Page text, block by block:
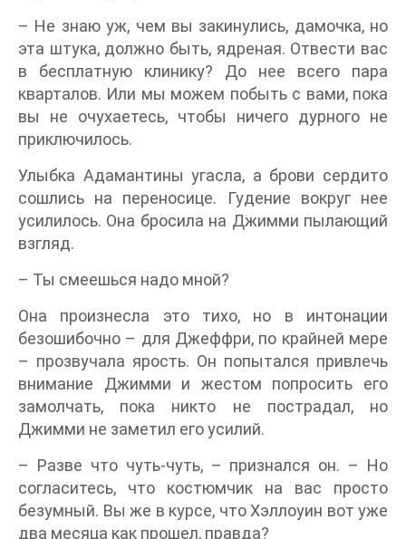
– Не знаю уж, чем вы закинулись, дамочка, но
эта штука, должно быть, ядреная. Отвести вас
в бесплатную клинику? До нее всего пара
кварталов. Или мы можем побыть с вами, пока
вы не очухаетесь, чтобы ничего дурного не
приключилось.
Улыбка Адамантины угасла, а брови сердито
сошлись на переносице. Гудение вокруг нее
усилилось. Она бросила на Джимми пылающий
взгляд.
– Ты смеешься надо мной?
Она произнесла это тихо, но в интонации
безошибочно – для Джеффри, по крайней мере
– прозвучала ярость. Он попытался привлечь
внимание Джимми и жестом попросить его
замолчать, пока никто не пострадал, но
Джимми не заметил его усилий.
– Разве что чуть-чуть, – признался он. – Но
согласитесь, что костюмчик на вас просто
безумный. Вы же в курсе, что Хэллоуин вот уже
два месяца как прошел, правда?